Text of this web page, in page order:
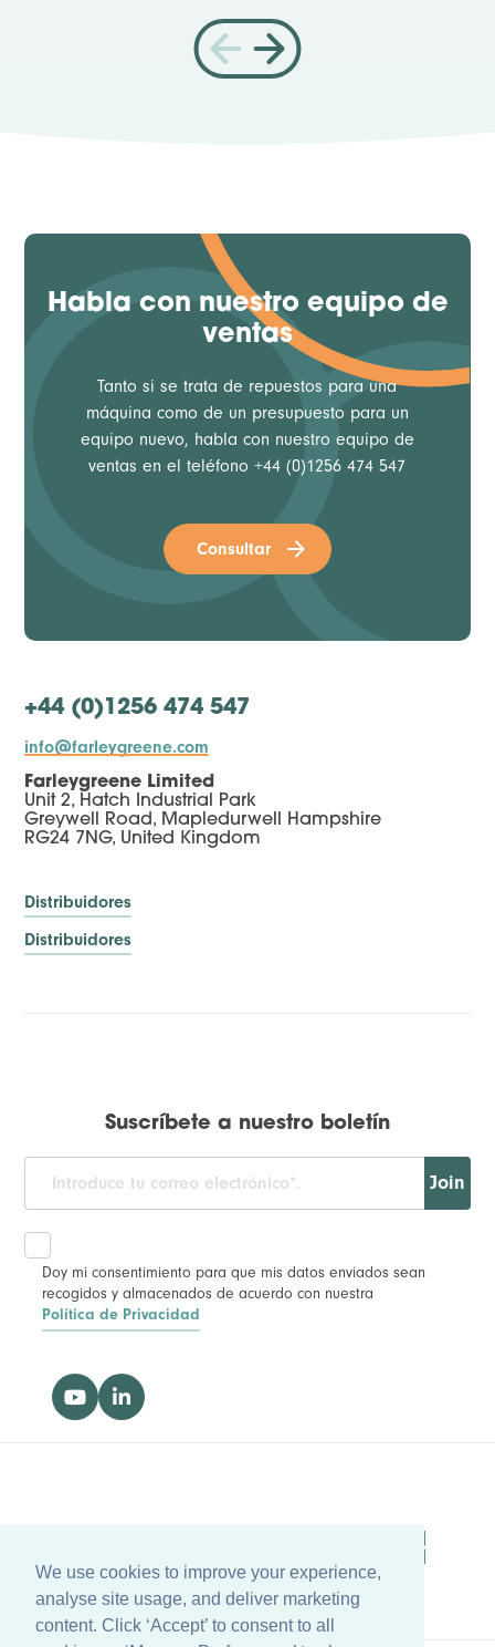
We use cookies to improve your experience,
analyse site usage, and deliver marketing
content. Click ‘Accept’ to consent to all
We use cookies to improve your experience,
analyse site usage, and deliver marketing
content. Click ‘Accept’ to consent to all
Habla con nuestro equipo de
ventas
Tanto si se trata de repuestos para una
máquina como de un presupuesto para un
equipo nuevo, habla con nuestro equipo de
ventas en el teléfono +44 (0)1256 474 547
Consultar
+44 (0)1256 474 547
info@farleygreene.com
Farleygreene Limited
Unit 2, Hatch Industrial Park
Greywell Road, Mapledurwell Hampshire
RG24 7NG, United Kingdom
Distribuidores
Distribuidores
Suscríbete a nuestro boletín
Join
Doy mi consentimiento para que mis datos enviados sean
recogidos y almacenados de acuerdo con nuestra
Política de Privacidad